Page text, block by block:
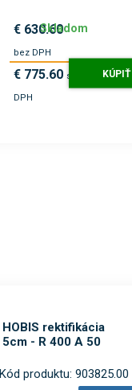
€ 630.60
bez DPH
€ 775.60 s
DPH
Skladom
KÚPIŤ
HOBIS rektifikácia
5cm - R 400 A 50
Kód produktu: 903825.00